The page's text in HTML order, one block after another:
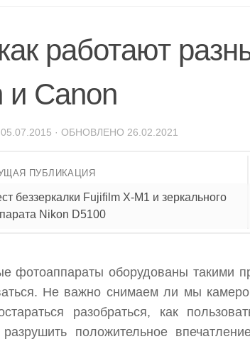
работают
и Canon
05.07.2015 · ОБНОВЛЕНО 26.02.2021
ПУБЛИКАЦИЯ
беззеркалки Fujifilm X-M1 и зеркального
Nikon D5100
фотоаппараты оборудованы такими
Не важно снимаем ли мы
разобраться, как
положительное